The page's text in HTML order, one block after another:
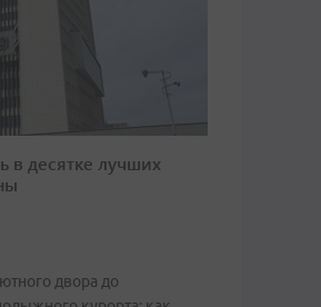
в десятке лучших
двора до